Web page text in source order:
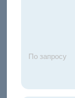
По запросу